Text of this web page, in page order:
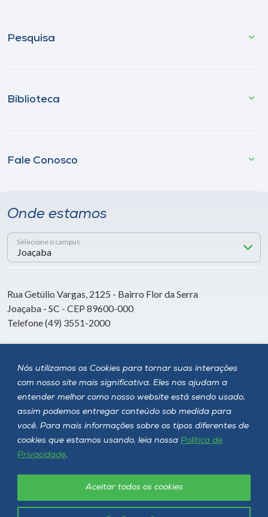
Nós utilizamos os Cookies para tornar suas interações
com nosso site mais significativa. Eles nos ajudam a
entender melhor como nosso website está sendo usado,
assim podemos entregar conteúdo sob medida para
você. Para mais informações sobre os tipos diferentes de
cookies que estamos usando, leia nossa Política de
Privacidade.
Aceitar todos os cookies
Pesquisa
Biblioteca
Fale Conosco
Onde estamos
Selecione o campus
Rua Getúlio Vargas, 2125 - Bairro Flor da Serra
Joaçaba - SC - CEP 89600-000
Telefone (49) 3551-2000
Siga a Unoesc
Política de privacidade LGPD